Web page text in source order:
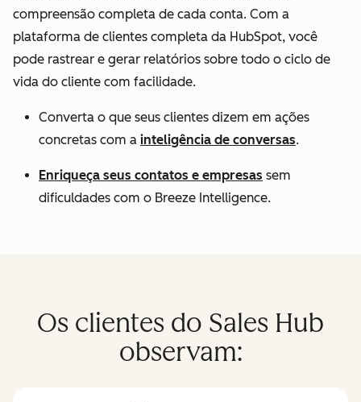
compreensão completa de cada conta. Com a
plataforma de clientes completa da HubSpot, você
pode rastrear e gerar relatórios sobre todo o ciclo de
vida do cliente com facilidade.
Converta o que seus clientes dizem em ações
concretas com a inteligência de conversas.
Enriqueça seus contatos e empresas sem
dificuldades com o Breeze Intelligence.
Os clientes do Sales Hub
observam: